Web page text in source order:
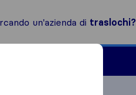
un'azienda di traslochi?